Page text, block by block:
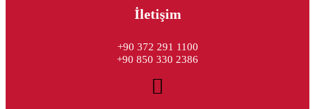
İletişim
+90 372 291 1100
+90 850 330 2386